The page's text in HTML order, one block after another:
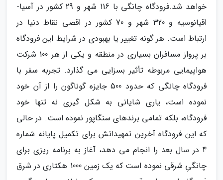
خواهد شد.فرودگاه چانگی با 116 شهر و 29 کشور در آسیا-
اقیانوسیه و 320 شهر و 70 کشور در اقصی نقاط دنیا در
ارتباط است. هر گونه تغییر یا بهبودی در شرایط این فرودگاه
بر پرواز مسافران بسیاری در منطقه و یکی از هر 100 شرکت
هواپیمایی مربوطه تأثیر بسزایی می گذارد. تجربه سفر با
فرودگاه چانگی که حدود 500 جایزه گوناگون را از آن خود
نموده است، یاری شایانی به شکل گیری نه تنها خود
فرودگاه، بلکه تمامی برندهای سنگاپور نموده است. در حالی
که این فرودگاه آخرین تمهیداتش برای تکمیل پایانه شماره
4 در سال بعد را انجام می دهد، آغاز به برنامه ریزی برای
چانگیِ شرقی نموده است که یک زمین 1000 هکتاری در شرق